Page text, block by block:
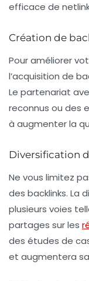
efficace de
Création de
Pour améliorer
l’acquisition de
Le partenariat
reconnus ou des
à augmenter la
Diversification
Ne vous limitez
des backlinks. La
plusieurs voies
partages sur les
des études de
et augmentera